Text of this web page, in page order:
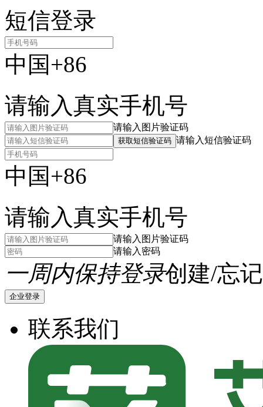
短信登录
中国+86
请输入真实手机号
请输入图片验证码
获取短信验证码 请输入短信验证码
中国+86
请输入真实手机号
请输入图片验证码
请输入密码
一周内保持登录创建/忘
企业登录
联系我们